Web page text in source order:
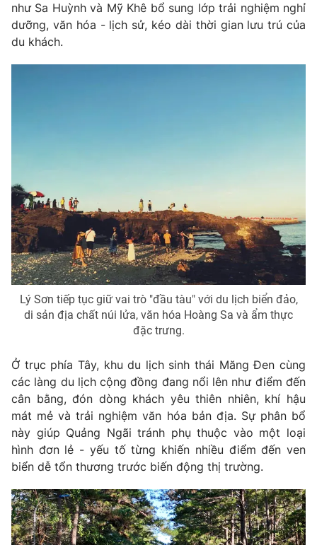
Photo Infographic
VTV4 Vươn mình bằng AI
VTV9 VTV8
Liên hệ tòa soạn English
THỜI BÁO VTV
Theo dõi báo trên
Cơ quan báo chí:Thời báo VTV
Giấy phép hoạt động báo in và báo điện tử số 483/GP-BTTTT
cấp ngày 29/12/2023
như Sa Huỳnh và Mỹ Khê bổ sung lớp trải nghiệm nghỉ
dưỡng, văn hóa - lịch sử, kéo dài thời gian lưu trú của
du khách.
Lý Sơn tiếp tục giữ vai trò "đầu tàu" với du lịch biển đảo,
di sản địa chất núi lửa, văn hóa Hoàng Sa và ẩm thực
đặc trưng.
Ở trục phía Tây, khu du lịch sinh thái Măng Đen cùng
các làng du lịch cộng đồng đang nổi lên như điểm đến
cân bằng, đón dòng khách yêu thiên nhiên, khí hậu
mát mẻ và trải nghiệm văn hóa bản địa. Sự phân bổ
này giúp Quảng Ngãi tránh phụ thuộc vào một loại
hình đơn lẻ - yếu tố từng khiến nhiều điểm đến ven
biển dễ tổn thương trước biến động thị trường.